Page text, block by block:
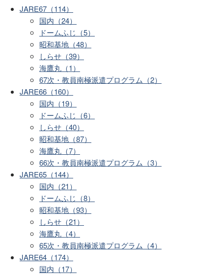
JARE67（114）
国内（24）
ドームふじ（5）
昭和基地（48）
しらせ（39）
海鷹丸（1）
67次・教員南極派遣プログラム（2）
JARE66（160）
国内（19）
ドームふじ（6）
しらせ（40）
昭和基地（87）
海鷹丸（7）
66次・教員南極派遣プログラム（3）
JARE65（144）
国内（21）
ドームふじ（8）
昭和基地（93）
しらせ（21）
海鷹丸（4）
65次・教員南極派遣プログラム（4）
JARE64（174）
国内（17）